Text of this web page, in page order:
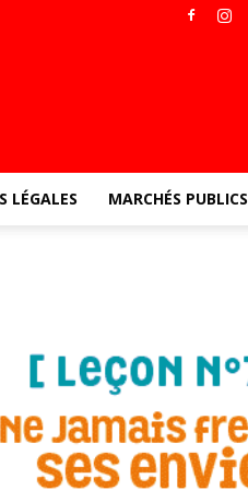
LÉGALES MARCHÉS PUBLICS